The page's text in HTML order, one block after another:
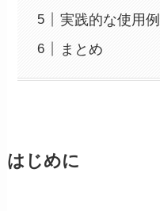
実践的な使用例
まとめ
はじめに